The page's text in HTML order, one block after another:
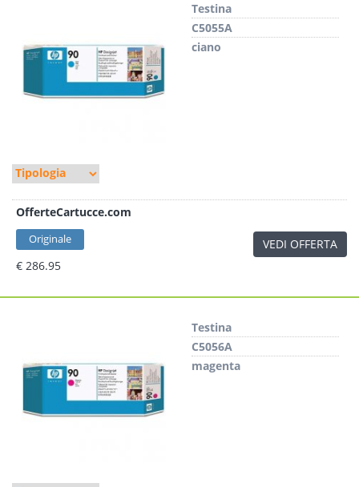
Testina
C5055A
ciano
OfferteCartucce.com
Originale
€ 286.95
VEDI OFFERTA
Testina
C5056A
magenta